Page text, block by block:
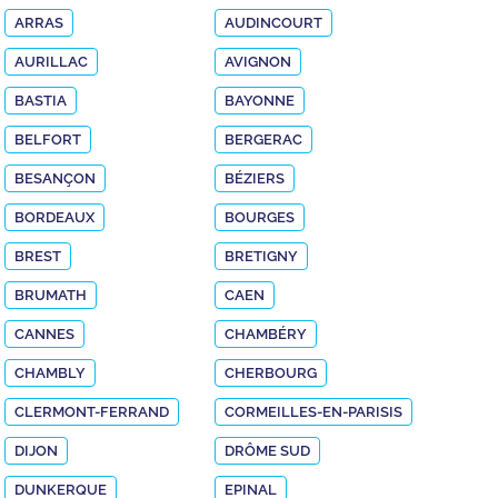
ARRAS AUDINCOURT
AURILLAC AVIGNON
BASTIA BAYONNE
BELFORT BERGERAC
BESANÇON BÉZIERS
BORDEAUX BOURGES
BREST BRETIGNY
BRUMATH CAEN
CANNES CHAMBÉRY
CHAMBLY CHERBOURG
CLERMONT-FERRAND CORMEILLES-EN-PARISIS
DIJON DRÔME SUD
DUNKERQUE EPINAL